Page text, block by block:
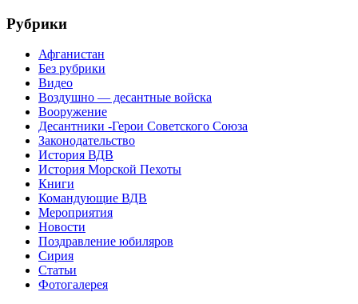
Рубрики
Афганистан
Без рубрики
Видео
Воздушно — десантные войска
Вооружение
Десантники -Герои Советского Союза
Законодательство
История ВДВ
История Морской Пехоты
Книги
Командующие ВДВ
Мероприятия
Новости
Поздравление юбиляров
Сирия
Статьи
Фотогалерея